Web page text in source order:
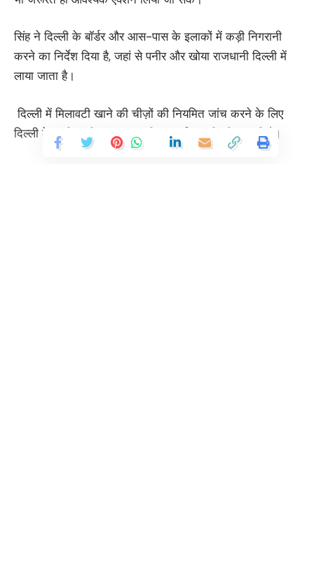
सिंह ने दिल्ली के बॉर्डर और आस-पास के इलाकों में कड़ी निगरानी
करने का निर्देश दिया है, जहां से पनीर और खोया राजधानी दिल्ली में
लाया जाता है।
दिल्ली में मिलावटी खाने की चीज़ों की नियमित जांच करने के लिए
दिल्ली के सभी एंट्री पॉइंट्स पर भी सघन निगरानी की जा रही है।